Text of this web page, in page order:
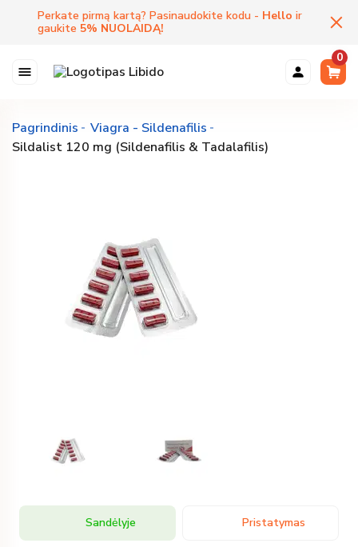
Perkate pirmą kartą? Pasinaudokite kodu - Hello ir
gaukite 5% NUOLAIDĄ!
0
Pagrindinis
Viagra - Sildenafilis
Sildalist 120 mg (Sildenafilis & Tadalafilis)
Sandėlyje Pristatymas